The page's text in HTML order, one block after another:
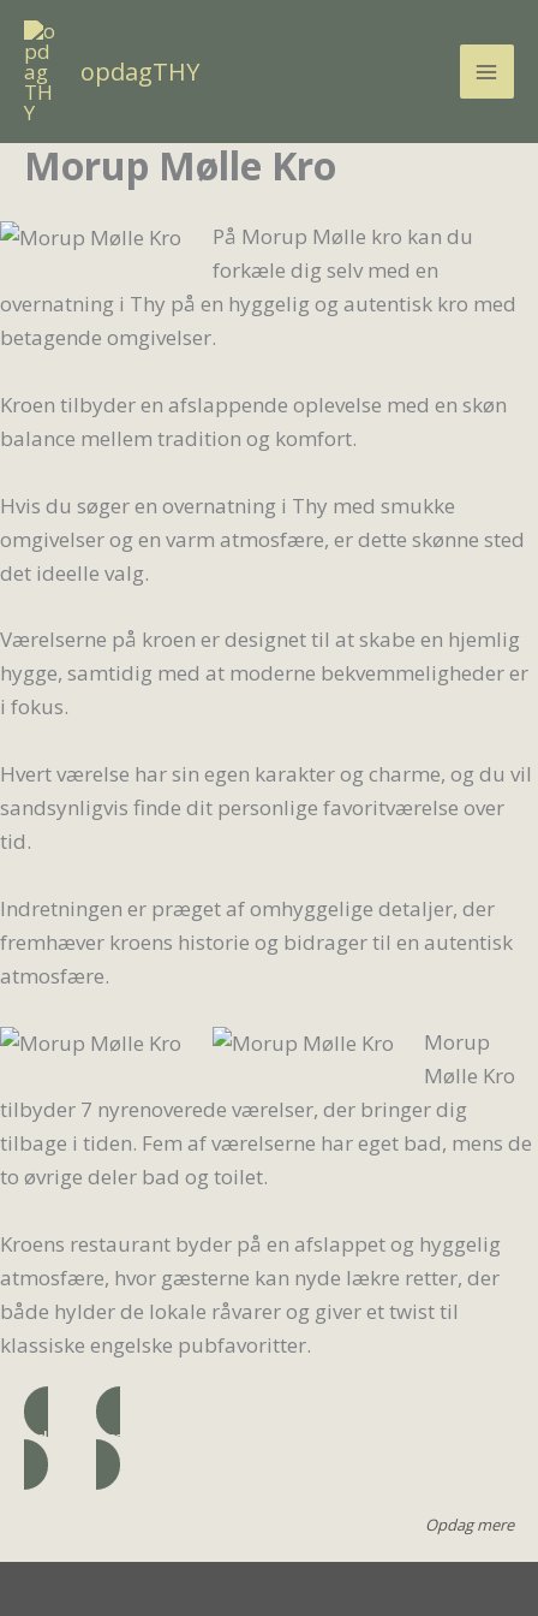
Gå
indholdetopdagTHY
Morup Mølle Kro
På Morup Mølle kro kan du
forkæle dig selv med en
overnatning i Thy på en hyggelig og autentisk kro med
betagende omgivelser.
Kroen tilbyder en afslappende oplevelse med en skøn
balance mellem tradition og komfort.
Hvis du søger en overnatning i Thy med smukke
omgivelser og en varm atmosfære, er dette skønne sted
det ideelle valg.
Værelserne på kroen er designet til at skabe en hjemlig
hygge, samtidig med at moderne bekvemmeligheder er
i fokus.
Hvert værelse har sin egen karakter og charme, og du vil
sandsynligvis finde dit personlige favoritværelse over
tid.
Indretningen er præget af omhyggelige detaljer, der
fremhæver kroens historie og bidrager til en autentisk
atmosfære.
Morup
Mølle Kro
tilbyder 7 nyrenoverede værelser, der bringer dig
tilbage i tiden. Fem af værelserne har eget bad, mens de
to øvrige deler bad og toilet.
Kroens restaurant byder på en afslappet og hyggelig
atmosfære, hvor gæsterne kan nyde lækre retter, der
både hylder de lokale råvarer og giver et twist til
klassiske engelske pubfavoritter.
Adresse Læs mere
Opdag mere